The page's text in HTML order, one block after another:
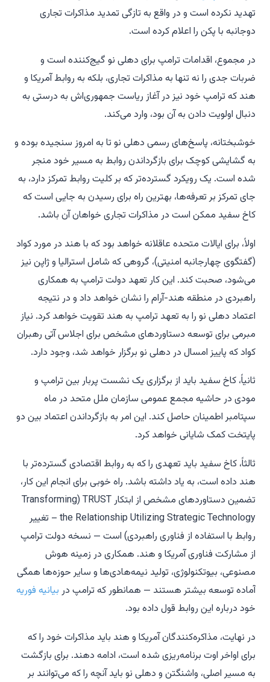
تهدید نکرده است و در واقع به تازگی تمدید مذاکرات تجاری
دوجانبه با پکن را اعلام کرده است.
در مجموع، اقدامات ترامپ برای دهلی نو گیج‌کننده است و
ضربات جدی را نه تنها به مذاکرات تجاری، بلکه به روابط آمریکا و
هند که ترامپ خود نیز در آغاز ریاست جمهوری‌اش به درستی به
دنبال اولویت دادن به آن بود، وارد می‌کند.
خوشبختانه، پاسخ‌های رسمی دهلی نو تا به امروز سنجیده بوده و
به گشایشی کوچک برای بازگرداندن روابط به مسیر خود منجر
شده است. یک رویکرد گسترده‌تر که بر کلیت روابط تمرکز دارد، به
جای تمرکز بر تعرفه‌ها، بهترین راه برای رسیدن به جایی است که
کاخ سفید ممکن است در مذاکرات تجاری خواهان آن باشد.
اولاً، برای ایالات متحده عاقلانه خواهد بود که با هند در مورد کواد
(گفتگوی چهارجانبه امنیتی)، گروهی که شامل استرالیا و ژاپن نیز
می‌شود، صحبت کند. این کار تعهد دولت ترامپ به همکاری
راهبردی در منطقه هند-آرام را نشان خواهد داد و در نتیجه
اعتماد دهلی نو را به تعهد ترامپ به هند تقویت خواهد کرد. نیاز
مبرمی برای توسعه دستاوردهای مشخص برای اجلاس آتی رهبران
کواد که پاییز امسال در دهلی نو برگزار خواهد شد، وجود دارد.
ثانیاً، کاخ سفید باید از برگزاری یک نشست پربار بین ترامپ و
مودی در حاشیه مجمع عمومی سازمان ملل متحد در ماه
سپتامبر اطمینان حاصل کند. این امر به بازگرداندن اعتماد بین دو
پایتخت کمک شایانی خواهد کرد.
ثالثاً، کاخ سفید باید تعهدی را که به روابط اقتصادی گسترده‌تر با
هند داده است، به یاد داشته باشد. راه خوبی برای انجام این کار،
تضمین دستاوردهای مشخص از ابتکار TRUST (Transforming
the Relationship Utilizing Strategic Technology – تغییر
روابط با استفاده از فناوری راهبردی) است — نسخه دولت ترامپ
از مشارکت فناوری آمریکا و هند. همکاری در زمینه هوش
مصنوعی، بیوتکنولوژی، تولید نیمه‌هادی‌ها و سایر حوزه‌ها همگی
آماده توسعه بیشتر هستند — همانطور که ترامپ در بیانیه فوریه
خود درباره این روابط قول داده بود.
در نهایت، مذاکره‌کنندگان آمریکا و هند باید مذاکرات خود را که
برای اواخر اوت برنامه‌ریزی شده است، ادامه دهند. برای بازگشت
به مسیر اصلی، واشنگتن و دهلی نو باید آنچه را که می‌توانند بر